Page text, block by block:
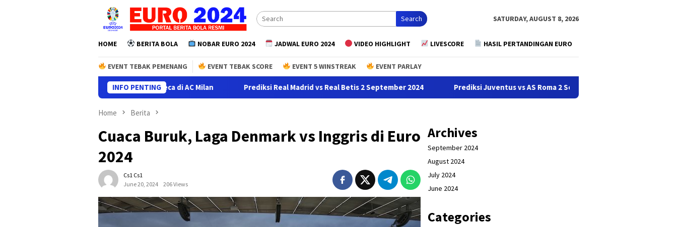
Search SATURDAY, AUGUST 8, 2026
HOME BERITA BOLA NOBAR EURO 2024 JADWAL EURO 2024 VIDEO HIGHLIGHT LIVESCORE HASIL PERTANDINGAN EURO
EVENT TEBAK PEMENANG EVENT TEBAK SCORE EVENT 5 WINSTREAK EVENT PARLAY
INFO PENTING
Bakal Jadi Penentu Nasib Fonseca di AC Milan Prediksi Real Madrid vs Real Betis 2 September 2024 Prediksi Juventus vs AS Roma 2 September 2024
Home Berita
Cuaca Buruk, Laga Denmark vs Inggris di Euro
2024
Cs1 Cs1
June 20, 2024
206 Views
Archives
September 2024
August 2024
July 2024
June 2024
Categories